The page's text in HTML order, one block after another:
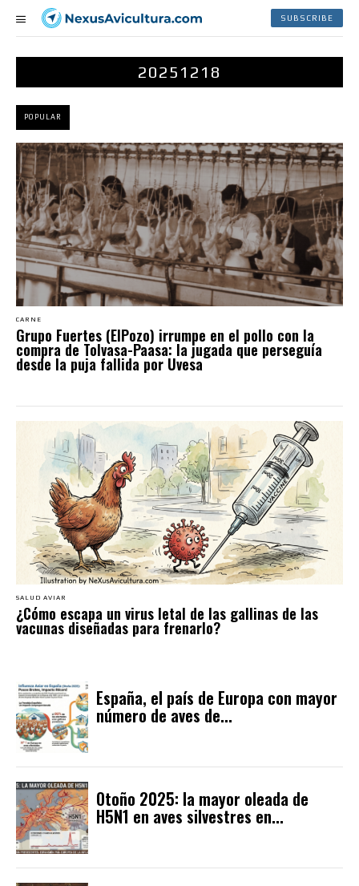
SUBSCRIBE
20251218
POPULAR
CARNE
Grupo Fuertes (ElPozo) irrumpe en el pollo con la
compra de Tolvasa-Paasa: la jugada que perseguía
desde la puja fallida por Uvesa
SALUD AVIAR
¿Cómo escapa un virus letal de las gallinas de las
vacunas diseñadas para frenarlo?
España, el país de Europa con mayor
número de aves de...
Otoño 2025: la mayor oleada de
H5N1 en aves silvestres en...